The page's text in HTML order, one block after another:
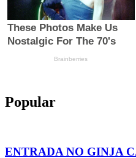
Popular
ENTRADA NO GINJA